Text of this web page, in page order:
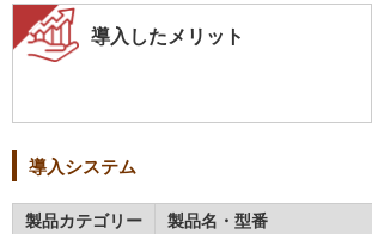
導入したメリット
導入システム
製品カテゴリー
製品名・型番